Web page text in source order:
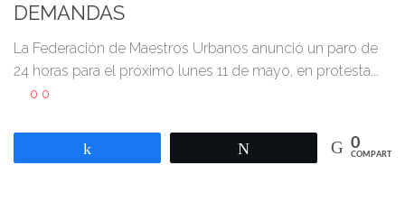
DEMANDAS
La Federación de Maestros Urbanos anunció un paro de
24 horas para el próximo lunes 11 de mayo, en protesta...
0 0
0
COMPARTIR